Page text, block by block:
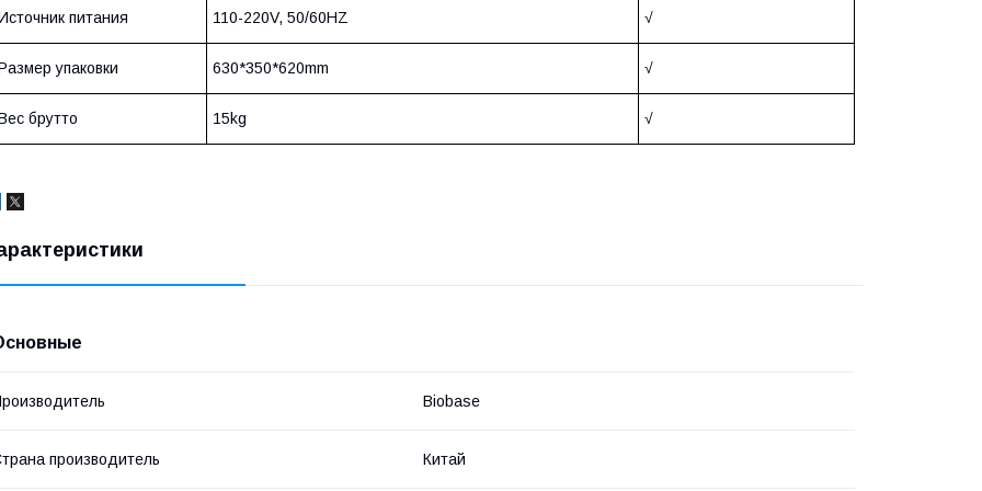
питания 110-220V, 50/60HZ √
упаковки 630*350*620mm √
брутто 15kg √
Biobase
производитель Китай